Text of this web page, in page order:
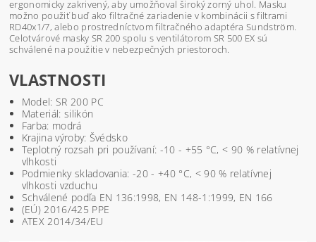
ergonomicky zakrivený, aby umožňoval široký zorný uhol. Masku
možno použiť buď ako filtračné zariadenie v kombinácii s filtrami
RD40x1/7, alebo prostredníctvom filtračného adaptéra Sundström.
Celotvárové masky SR 200 spolu s ventilátorom SR 500 EX sú
schválené na použitie v nebezpečných priestoroch.
VLASTNOSTI
Model: SR 200 PC
Materiál: silikón
Farba: modrá
Krajina výroby: Švédsko
Teplotný rozsah pri používaní: -10 - +55 °C, < 90 % relatívnej
vlhkosti
Podmienky skladovania: -20 - +40 °C, < 90 % relatívnej
vlhkosti vzduchu
Schválené podľa EN 136:1998, EN 148-1:1999, EN 166
(EÚ) 2016/425 PPE
ATEX 2014/34/EU